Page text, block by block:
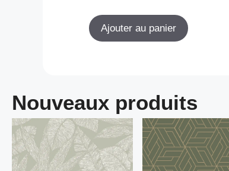
Ajouter au panier
Nouveaux produits